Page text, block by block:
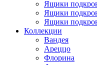
Ящики
Ящики
Ящики
Коллекции
Вандея
Ареццо
Флорина